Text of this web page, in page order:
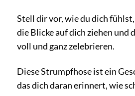
Stell dir vor, wie du dich
die Blicke auf dich ziehen
voll und ganz zelebrieren.
Diese Strumpfhose ist ein
das dich daran erinnert, wie